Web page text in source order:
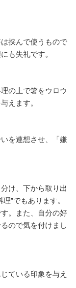
挟んで使うもので
も失礼です。
の上で箸をウロウ
えます。
を連想させ、「嫌
け、下から取り出
”でもあります。
。また、自分の好
ので気を付けまし
ている印象を与え